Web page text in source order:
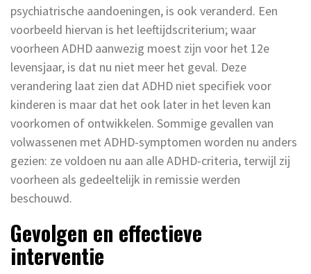
psychiatrische aandoeningen, is ook veranderd. Een
voorbeeld hiervan is het leeftijdscriterium; waar
voorheen ADHD aanwezig moest zijn voor het 12e
levensjaar, is dat nu niet meer het geval. Deze
verandering laat zien dat ADHD niet specifiek voor
kinderen is maar dat het ook later in het leven kan
voorkomen of ontwikkelen. Sommige gevallen van
volwassenen met ADHD-symptomen worden nu anders
gezien: ze voldoen nu aan alle ADHD-criteria, terwijl zij
voorheen als gedeeltelijk in remissie werden
beschouwd.
Gevolgen en effectieve
interventie